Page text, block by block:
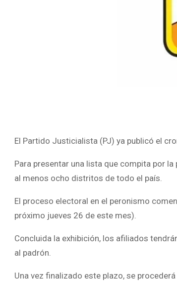
El Partido Justicialista (PJ) ya publicó el
Para presentar una lista que compita por
al menos ocho distritos de todo el país.
El proceso electoral en el peronismo
próximo jueves 26 de este mes).
Concluida la exhibición, los afiliados
al padrón.
Una vez finalizado este plazo, se